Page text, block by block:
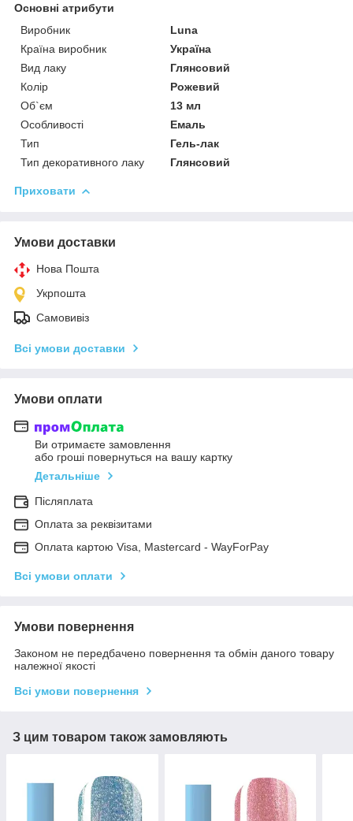
Основні атрибути
Виробник
Luna
Країна виробник
Україна
Вид лаку
Глянсовий
Колір
Рожевий
Об`єм
13 мл
Особливості
Емаль
Тип
Гель-лак
Тип декоративного лаку
Глянсовий
Приховати
Умови доставки
Нова Пошта
Укрпошта
Самовивіз
Всі умови доставки
Умови оплати
Ви отримаєте замовлення
або гроші повернуться на вашу картку
Детальніше
Післяплата
Оплата за реквізитами
Оплата картою Visa, Mastercard - WayForPay
Всі умови оплати
Умови повернення
Законом не передбачено повернення та обмін даного товару
належної якості
Всі умови повернення
З цим товаром також замовляють